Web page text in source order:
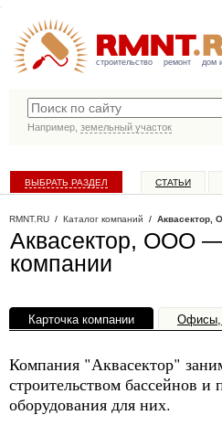
строительство ремонт дом
Например, земельный участок
ВЫБРАТЬ РАЗДЕЛ СТАТЬИ
RMNT.RU / Каталог компаний / Аквасектор,
Аквасектор, ООО
компании
Карточка компании
Компания "Аквасектор"
строительством бассейнов и
оборудования для них.